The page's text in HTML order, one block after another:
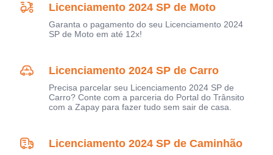
Licenciamento 2024 SP de Moto
Garanta o pagamento do seu Licenciamento 2024
SP de Moto em até 12x!
Licenciamento 2024 SP de Carro
Precisa parcelar seu Licenciamento 2024 SP de
Carro? Conte com a parceria do Portal do Trânsito
com a Zapay para fazer tudo sem sair de casa.
Licenciamento 2024 SP de Caminhão